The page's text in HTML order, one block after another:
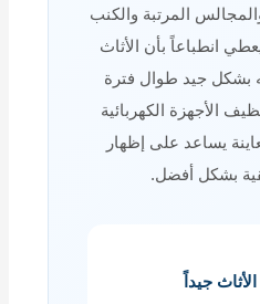
المرتبة والكنب
انطباعاً بأن الأثاث
بشكل جيد طوال فترة
الأجهزة الكهربائية
يساعد على إظهار
بشكل أفضل.
جيداً